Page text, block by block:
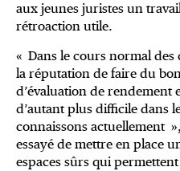
aux jeunes juristes un
rétroaction utile.
« Dans le cours normal des
la réputation de faire du
d’évaluation de rendement
d’autant plus difficile dans
connaissons actuellement
essayé de mettre en place
espaces sûrs qui